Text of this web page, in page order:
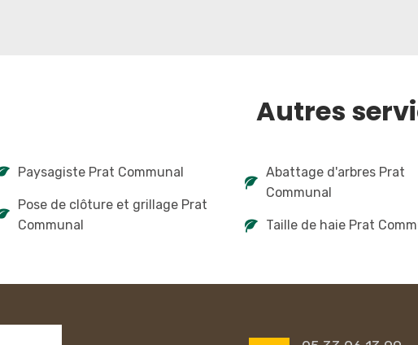
Autres
Paysagiste Prat Communal
Pose de clôture et grillage Prat
Communal
Abattage d'arbres Prat
Communal
Taille de haie Prat